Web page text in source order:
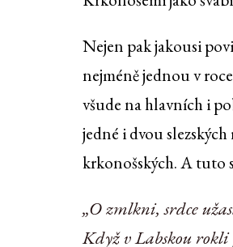
Nejen pak jakousi
nejméně jednou v
všude na hlavních i
jedné i dvou
krkonošských. A tuto
„O zmlkni, srdce
Když v Labskou